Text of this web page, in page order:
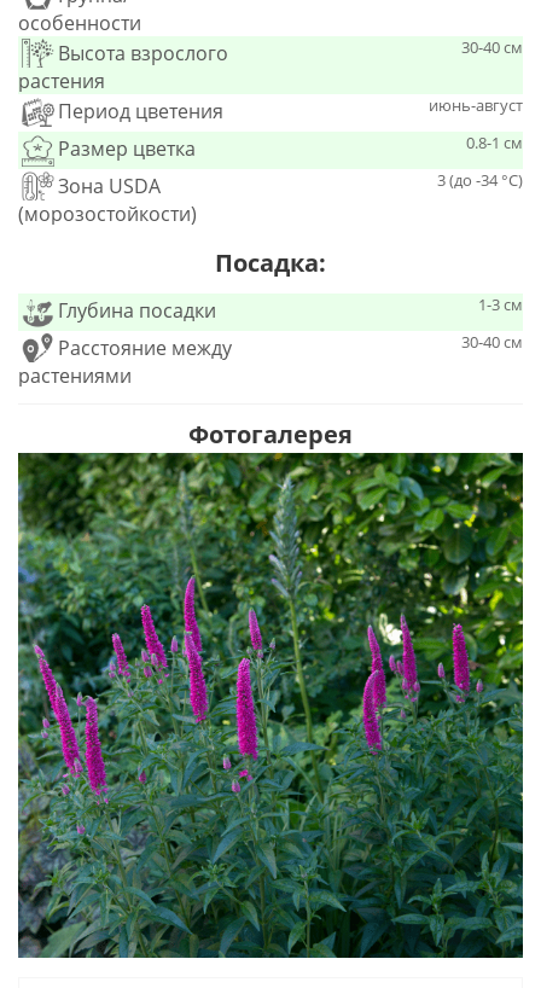
особенности
Высота взрослого
растения
30-40 см
Период цветения июнь-август
Размер цветка 0.8-1 см
Зона USDA
(морозостойкости)
3 (до -34 °С)
Посадка:
Глубина посадки 1-3 см
Расстояние между
растениями
30-40 см
Фотогалерея